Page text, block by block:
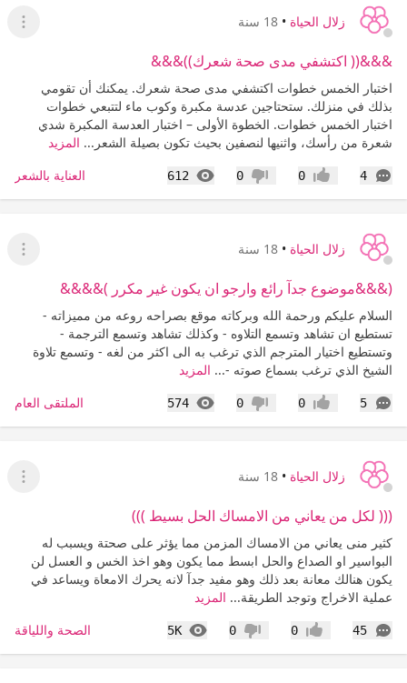
زلال الحياة • 18 سنة
عرض
&&&(( اكتشفي مدى صحة شعرك))&&&
اختبار الخمس خطوات اكتشفي مدى صحة شعرك. يمكنك أن تقومي
بذلك في منزلك. ستحتاجين عدسة مكبرة وكوب ماء لتتبعي خطوات
اختبار الخمس خطوات. الخطوة الأولى – اختبار العدسة المكبرة شدي
شعرة من رأسك، واثنيها لنصفين بحيث تكون بصيلة الشعر... المزيد
4
التعليقات إعجاب0 عدم إعجاب
0
612
المشاهدات العناية بالشعر
زلال الحياة • 18 سنة
عرض
(&&&موضوع جدآ رائع وارجو ان يكون غير مكرر )&&&&
السلام عليكم ورحمة الله وبركاته موقع بصراحه روعه من مميزاته -
تستطيع ان تشاهد وتسمع التلاوه - وكذلك تشاهد وتسمع الترجمة -
وتستطيع اختيار المترجم الذي ترغب به الى اكثر من لغه - وتسمع تلاوة
الشيخ الذي ترغب بسماع صوته -... المزيد
5
التعليقات إعجاب0 عدم إعجاب
0
574
المشاهدات الملتقى العام
زلال الحياة • 18 سنة
عرض
((( لكل من يعاني من الامساك الحل بسيط )))
كثير منى يعاني من الامساك المزمن مما يؤثر على صحتة ويسبب له
البواسير او الصداع والحل ابسط مما يكون وهو اخذ الخس و العسل لن
يكون هنالك معانة بعد ذلك وهو مفيد جدآ لانه يحرك الامعاة ويساعد في
عملية الاخراج وتوجد الطريقة... المزيد
45
التعليقات إعجاب0 عدم إعجاب
0
5K
المشاهدات الصحة واللياقة